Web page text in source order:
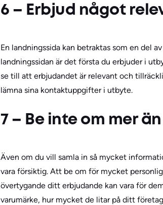
6 – Erbjud något
En landningssida kan betraktas som en del
landningssidan är det första du erbjuder i
se till att erbjudandet är relevant och
lämna sina kontaktuppgifter i utbyte.
7 – Be inte om mer
Även om du vill samla in så mycket
vara försiktig. Att be om för mycket
övertygande ditt erbjudande kan vara för
varumärke, hur mycket de litar på ditt